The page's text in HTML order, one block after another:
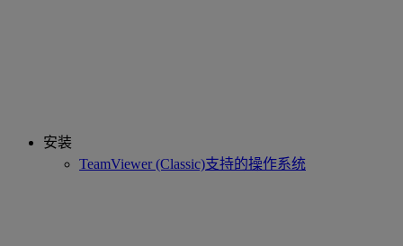
安装
TeamViewer (Classic)支持的操作系统